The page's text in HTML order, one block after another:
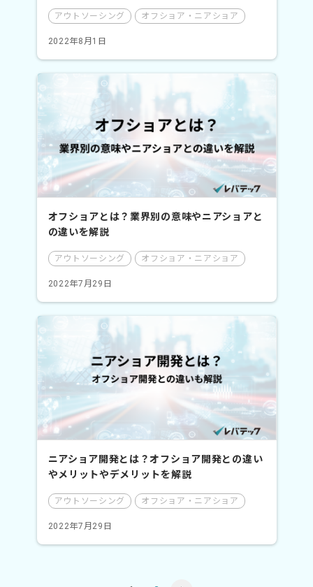
アウトソーシング オフショア・ニアショア
2022年8月1日
オフショアとは？業界別の意味やニアショアと
の違いを解説
アウトソーシング オフショア・ニアショア
2022年7月29日
ニアショア開発とは？オフショア開発との違い
やメリットやデメリットを解説
アウトソーシング オフショア・ニアショア
2022年7月29日